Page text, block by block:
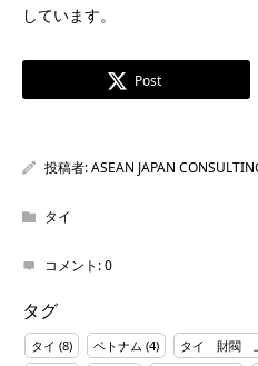
しています。
Post
投稿者:ASEAN JAPAN
タイ
コメント:0
タグ
タイ (8) ベトナム (4) タイ 財閥